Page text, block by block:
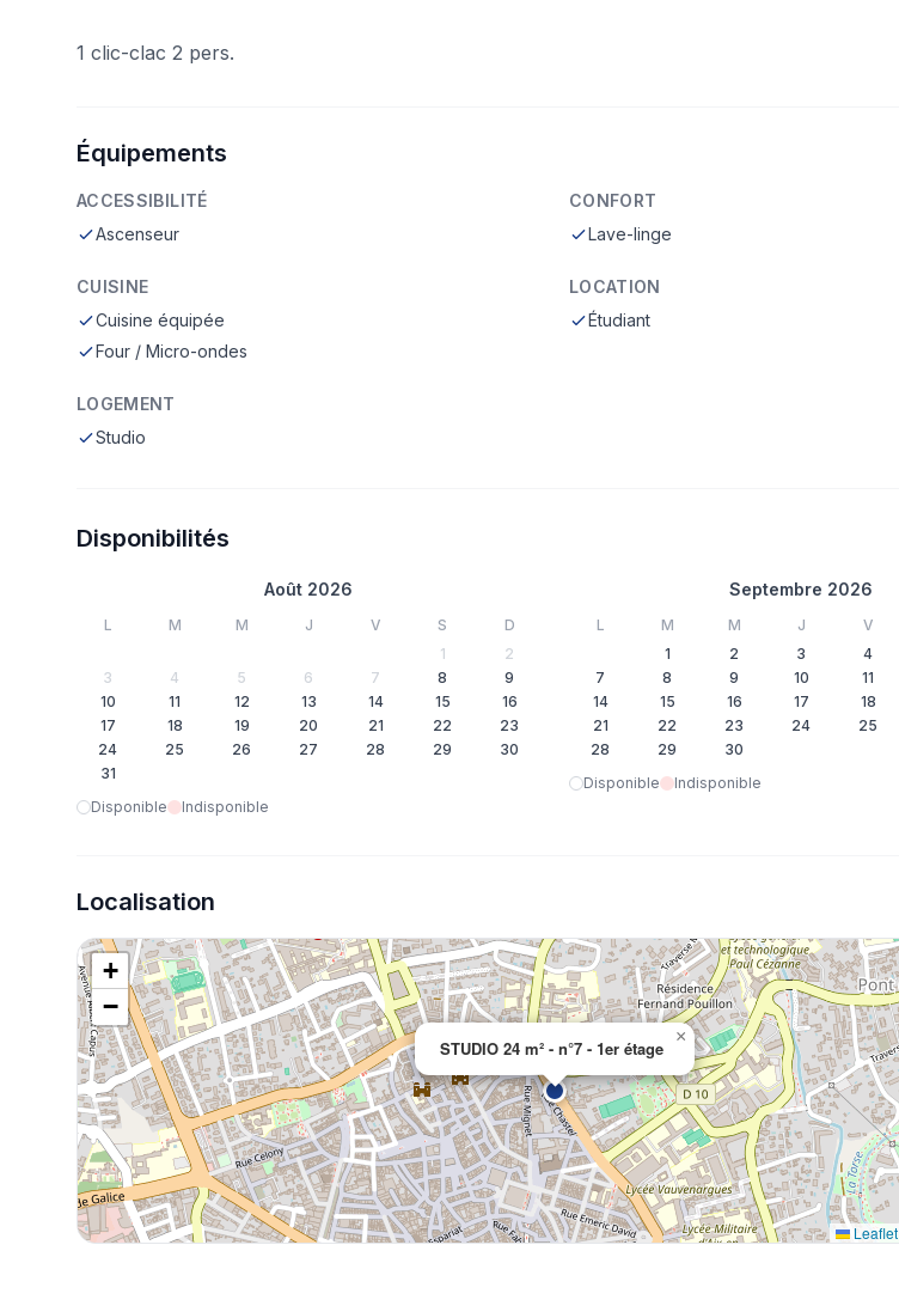
1 clic-clac 2 pers.
Équipements
ACCESSIBILITÉ
Ascenseur
CONFORT
Lave-linge
CUISINE
Cuisine équipée
Four / Micro-ondes
LOCATION
Étudiant
LOGEMENT
Studio
Disponibilités
Août 2026
L M M J V S
D
1
2
3
4 5 6 7 8
9
10
11 12 13 14 15
16
17
18 19 20 21 22
23
24
25 26 27 28 29
30
31
Disponible
Indisponible
Septembre 2026
L M M J V
1
2 3 4
7
8 9 10 11
14
15 16 17 18
21
22 23 24 25
28
29
30
Disponible
Indisponible
Localisation
STUDIO 24 m² - n°7 - 1er étage
×
+
−
Leaflet